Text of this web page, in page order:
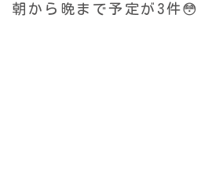
朝から晩まで予定が3件😳